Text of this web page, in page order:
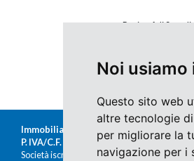
Noi usiamo
Questo sito web
altre tecnologie
per migliorare la
navigazione per i
Pagina1di2totali
Immobiliare Moretti s.r.l.
P. IVA/C.F. 00676380140
Società iscritta al Registro delle